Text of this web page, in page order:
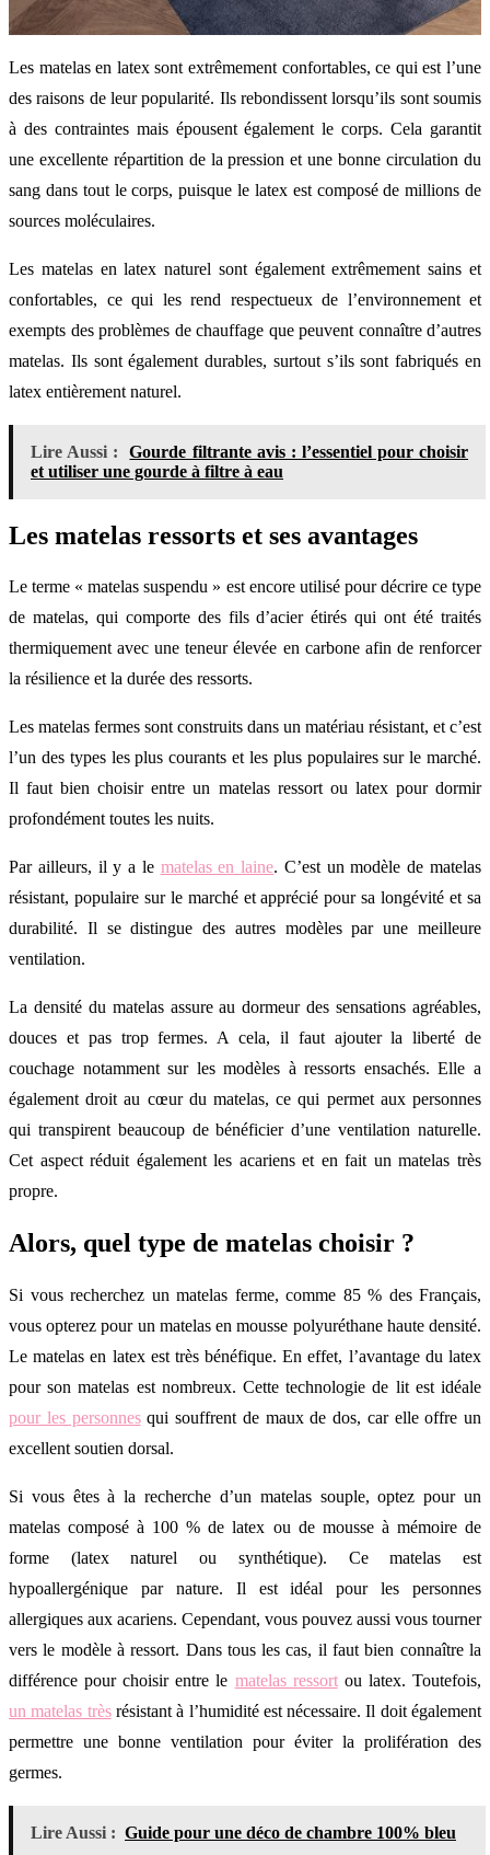
Les matelas en latex sont extrêmement confortables, ce qui est l’une
des raisons de leur popularité. Ils rebondissent lorsqu’ils sont soumis
à des contraintes mais épousent également le corps. Cela garantit
une excellente répartition de la pression et une bonne circulation du
sang dans tout le corps, puisque le latex est composé de millions de
sources moléculaires.
Les matelas en latex naturel sont également extrêmement sains et
confortables, ce qui les rend respectueux de l’environnement et
exempts des problèmes de chauffage que peuvent connaître d’autres
matelas. Ils sont également durables, surtout s’ils sont fabriqués en
latex entièrement naturel.
Lire Aussi :
Gourde filtrante avis : l’essentiel pour choisir
et utiliser une gourde à filtre à eau
Les matelas ressorts et ses avantages
Le terme « matelas suspendu » est encore utilisé pour décrire ce type
de matelas, qui comporte des fils d’acier étirés qui ont été traités
thermiquement avec une teneur élevée en carbone afin de renforcer
la résilience et la durée des ressorts.
Les matelas fermes sont construits dans un matériau résistant, et c’est
l’un des types les plus courants et les plus populaires sur le marché.
Il faut bien choisir entre un matelas ressort ou latex pour dormir
profondément toutes les nuits.
Par ailleurs, il y a le matelas en laine. C’est un modèle de matelas
résistant, populaire sur le marché et apprécié pour sa longévité et sa
durabilité. Il se distingue des autres modèles par une meilleure
ventilation.
La densité du matelas assure au dormeur des sensations agréables,
douces et pas trop fermes. A cela, il faut ajouter la liberté de
couchage notamment sur les modèles à ressorts ensachés. Elle a
également droit au cœur du matelas, ce qui permet aux personnes
qui transpirent beaucoup de bénéficier d’une ventilation naturelle.
Cet aspect réduit également les acariens et en fait un matelas très
propre.
Alors, quel type de matelas choisir ?
Si vous recherchez un matelas ferme, comme 85 % des Français,
vous opterez pour un matelas en mousse polyuréthane haute densité.
Le matelas en latex est très bénéfique. En effet, l’avantage du latex
pour son matelas est nombreux. Cette technologie de lit est idéale
pour les personnesqui souffrent de maux de dos, car elle offre un
excellent soutien dorsal.
Si vous êtes à la recherche d’un matelas souple, optez pour un
matelas composé à 100 % de latex ou de mousse à mémoire de
forme (latex naturel ou synthétique). Ce matelas est
hypoallergénique par nature. Il est idéal pour les personnes
allergiques aux acariens. Cependant, vous pouvez aussi vous tourner
vers le modèle à ressort. Dans tous les cas, il faut bien connaître la
différence pour choisir entre le matelas ressortou latex. Toutefois,
un matelas trèsrésistant à l’humidité est nécessaire. Il doit également
permettre une bonne ventilation pour éviter la prolifération des
germes.
Lire Aussi : Guide pour une déco de chambre 100% bleu